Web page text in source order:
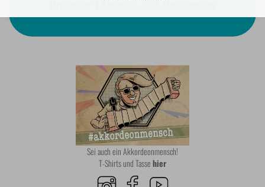
Sei auch ein Akkordeonmensch!
T-Shirts und Tassehier